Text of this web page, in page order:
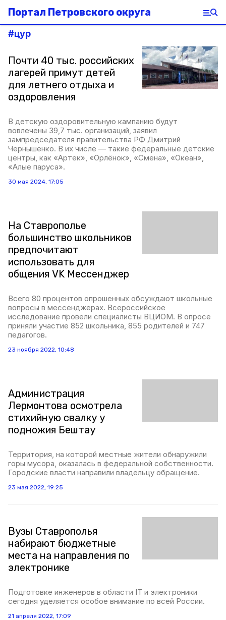
Портал Петровского округа
#цур
Почти 40 тыс. российских
лагерей примут детей
для летнего отдыха и
оздоровления
В детскую оздоровительную кампанию будут
вовлечены 39,7 тыс. организаций, заявил
зампредседателя правительства РФ Дмитрий
Чернышенко. В их числе — такие федеральные детские
центры, как «Артек», «Орлёнок», «Смена», «Океан»,
«Алые паруса».
30 мая 2024, 17:05
На Ставрополье
большинство школьников
предпочитают
использовать для
общения VK Мессенджер
Всего 80 процентов опрошенных обсуждают школьные
вопросы в мессенджерах. Всероссийское
исследование провели специалисты ВЦИОМ. В опросе
приняли участие 852 школьника, 855 родителей и 747
педагогов.
23 ноября 2022, 10:48
Администрация
Лермонтова осмотрела
стихийную свалку у
подножия Бештау
Территория, на которой местные жители обнаружили
горы мусора, оказалась в федеральной собственности.
Городские власти направили владельцу обращение.
23 мая 2022, 19:25
Вузы Ставрополья
набирают бюджетные
места на направления по
электронике
Подготовке инженеров в области IT и электроники
сегодня уделяется особое внимание по всей России.
21 апреля 2022, 17:09